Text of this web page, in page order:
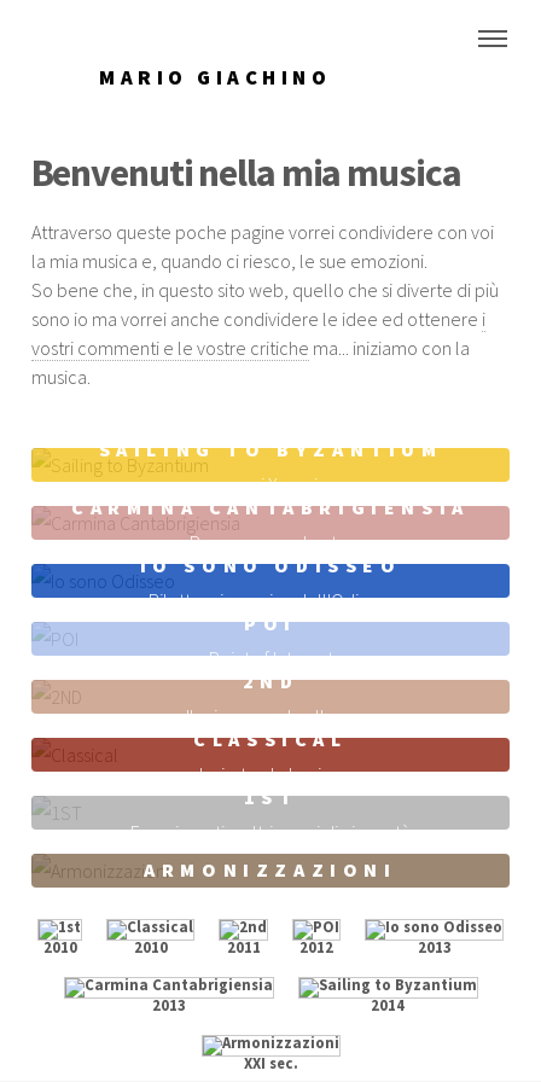
MARIO GIACHINO
Benvenuti nella mia musica
Attraverso queste poche pagine vorrei condividere con voi
la mia musica e, quando ci riesco, le sue emozioni.
So bene che, in questo sito web, quello che si diverte di più
sono io ma vorrei anche condividere le idee ed ottenere i
vostri commenti e le vostre critiche ma... iniziamo con la
musica.
SAILING TO BYZANTIUM
suoni X versi
CARMINA CANTABRIGIENSIA
Per coro e orchestra
IO SONO ODISSEO
Rilettura in musica dell'Odissea
POI
Point of Interest
2ND
Il mio secondo album
CLASSICAL
Ispirato al classico
1ST
Esperimenti e altri errori di gioventù
ARMONIZZAZIONI
2010 2010 2011 2012 2013
2013 2014
XXI sec.